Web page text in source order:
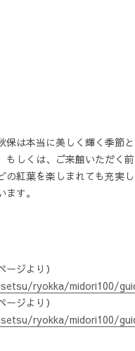
は本当に美しく輝く季節と
もしくは、ご来館いただく
の紅葉を楽しまれても充実
す。
ジより）
ryokka/midori100/
ジより）
ryokka/midori100/